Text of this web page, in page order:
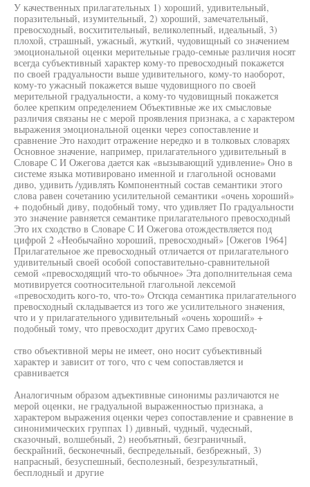
У качественных прилагательных 1) хороший, удивительный,
поразительный, изумительный, 2) хороший, замечательный,
превосходный, восхитительный, великолепный, идеальный, 3)
плохой, страшный, ужасный, жуткий, чудовищный со значением
эмоциональной оценки мерительные градо-семные различия носят
всегда субъективный характер кому-то превосходный покажется
по своей градуальности выше удивительного, кому-то наоборот,
кому-то ужасный покажется выше чудовищного по своей
мерительной градуальности, а кому-то чудовищный покажется
более крепким определением Объективные же их смысловые
различия связаны не с мерой проявления признака, а с характером
выражения эмоциональной оценки через сопоставление и
сравнение Это находит отражение нередко и в толковых словарях
Основное значение, например, прилагательного удивительный в
Словаре С И Ожегова дается как «вызывающий удивление» Оно в
системе языка мотивировано именной и глагольной основами
диво, удивить /удивлять Компонентный состав семантики этого
слова равен сочетанию усилительной семантики «очень хороший»
+ подобный диву, подобный тому, что удивляет По градуальности
это значение равняется семантике прилагательного превосходный
Это их сходство в Словаре С И Ожегова отождествляется под
цифрой 2 «Необычайно хороший, превосходный» [Ожегов 1964]
Прилагательное же превосходный отличается от прилагательного
удивительный своей особой сопоставительно-сравнительной
семой «превосходящий что-то обычное» Эта дополнительная сема
мотивируется соотносительной глагольной лексемой
«превосходить кого-то, что-то» Отсюда семантика прилагательного
превосходный складывается из того же усилительного значения,
что и у прилагательного удивительный «очень хороший» +
подобный тому, что превосходит других Само превосход-
ство объективной меры не имеет, оно носит субъективный
характер и зависит от того, что с чем сопоставляется и
сравнивается
Аналогичным образом адъективные синонимы различаются не
мерой оценки, не градуальной выраженностью признака, а
характером выражения оценки через сопоставление и сравнение в
синонимических группах 1) дивный, чудный, чудесный,
сказочный, волшебный, 2) необъятный, безграничный,
бескрайний, бесконечный, беспредельный, безбрежный, 3)
напрасный, безуспешный, бесполезный, безрезультатный,
бесплодный и другие